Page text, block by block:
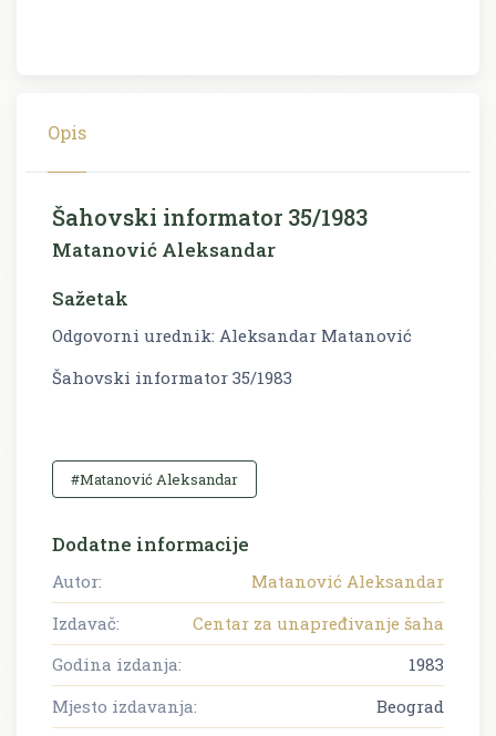
Opis
Šahovski informator 35/1983
Matanović Aleksandar
Sažetak
Odgovorni urednik: Aleksandar Matanović
Šahovski informator 35/1983
#Matanović Aleksandar
Dodatne informacije
Autor:
Matanović Aleksandar
Izdavač:
Centar za unapređivanje šaha
Godina izdanja:
1983
Mjesto izdavanja:
Beograd